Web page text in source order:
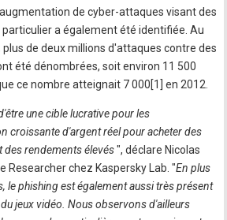
de cyber-attaques visant des
particulier a également été identifiée. Au
de deux millions d'attaques contre des
été dénombrées, soit environ 11 500
ce nombre atteignait 7 000[1] en 2012.
une cible lucrative pour les
croissante d'argent réel pour acheter des
des rendements élevés", déclare Nicolas
Researcher chez Kaspersky Lab. "En plus
le phishing est également aussi très présent
jeux vidéo. Nous observons d'ailleurs